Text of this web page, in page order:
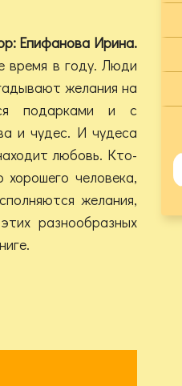
Епифанова Ирина.
время в году. Люди
желания на
подарками и с
и чудес. И чудеса
любовь. Кто-
человека,
желания,
разнообразных